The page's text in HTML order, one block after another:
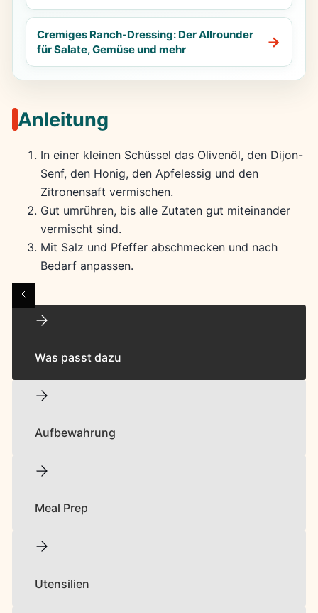
Cremiges Ranch-Dressing: Der Allrounder
für Salate, Gemüse und mehr
Anleitung
In einer kleinen Schüssel das Olivenöl, den Dijon-
Senf, den Honig, den Apfelessig und den
Zitronensaft vermischen.
Gut umrühren, bis alle Zutaten gut miteinander
vermischt sind.
Mit Salz und Pfeffer abschmecken und nach
Bedarf anpassen.
Was passt dazu
Aufbewahrung
Meal Prep
Utensilien